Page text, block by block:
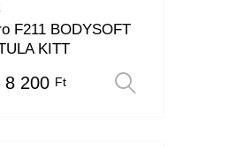
F211 BODYSOFT
KITT
8 200 Ft